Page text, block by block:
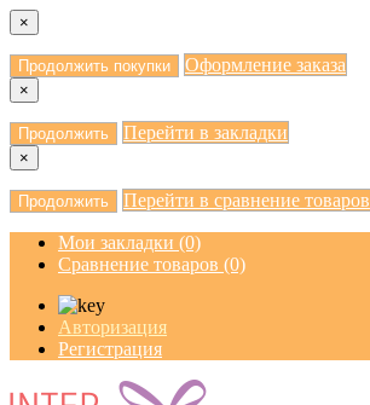
×
Продолжить покупки Оформление заказа
×
Продолжить Перейти в закладки
×
Продолжить Перейти в сравнение товаров
Мои закладки (0)
Сравнение товаров (0)
Авторизация
Регистрация